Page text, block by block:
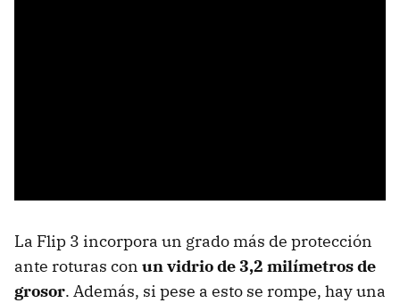
La Flip 3 incorpora un grado más de protección
ante roturas con un vidrio de 3,2 milímetros de
grosor. Además, si pese a esto se rompe, hay una